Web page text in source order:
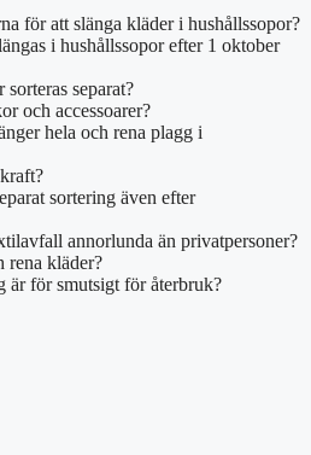
för att slänga kläder i hushållssopor?
i hushållssopor efter 1 oktober
separat?
och accessoarer?
hela och rena plagg i
sortering även efter
annorlunda än privatpersoner?
rena kläder?
är för smutsigt för återbruk?